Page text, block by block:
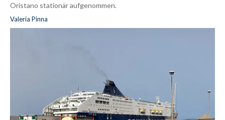
Oristano stationär aufgenommen.
Valeria Pinna